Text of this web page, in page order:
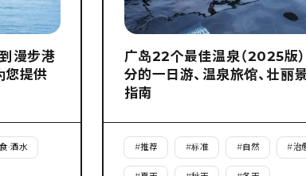
漫步港
您提供
·酒水
广岛22个最佳温泉（2025版
分的一日游、温泉旅馆、壮丽
指南
#推荐 #标准 #自然 #治